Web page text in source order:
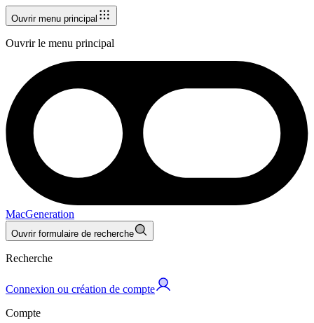
Ouvrir menu principal
Ouvrir le menu principal
MacGeneration
Ouvrir formulaire de recherche
Recherche
Connexion ou création de compte
Compte